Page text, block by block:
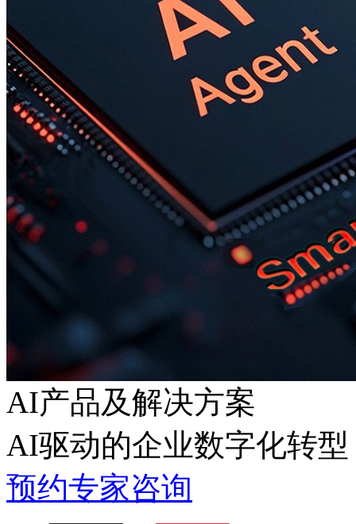
AI产品及解决方案
AI驱动的企业数字化转型
预约专家咨询